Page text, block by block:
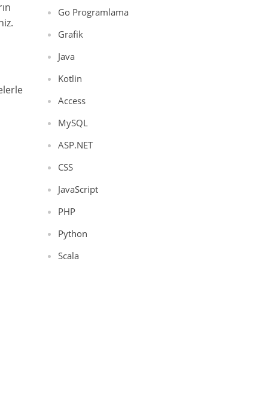
Go Programlama
Grafik
Java
Kotlin
Access
MySQL
ASP.NET
CSS
JavaScript
PHP
Python
Scala